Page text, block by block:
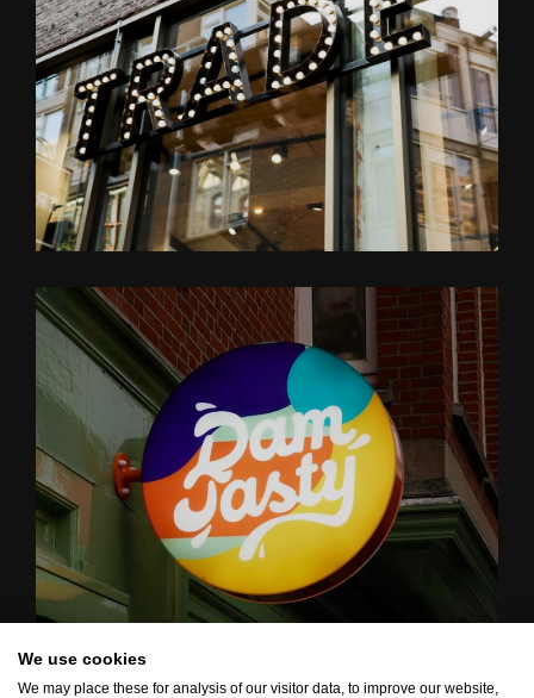
We use cookies
We may place these for analysis of our visitor data, to improve our website,